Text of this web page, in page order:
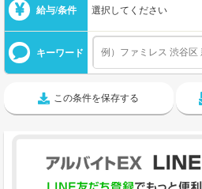
給与/条件 選択してください
キーワード
この条件を保存する